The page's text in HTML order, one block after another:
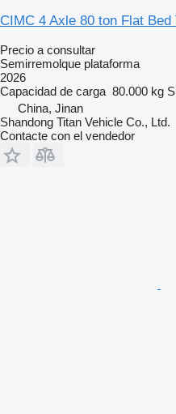
CIMC 4 Axle 80 ton Flat
Precio a consultar
Semirremolque plataforma
2026
Capacidad de carga 80.000 kg
China, Jinan
Shandong Titan Vehicle Co., Ltd.
Contacte con el vendedor